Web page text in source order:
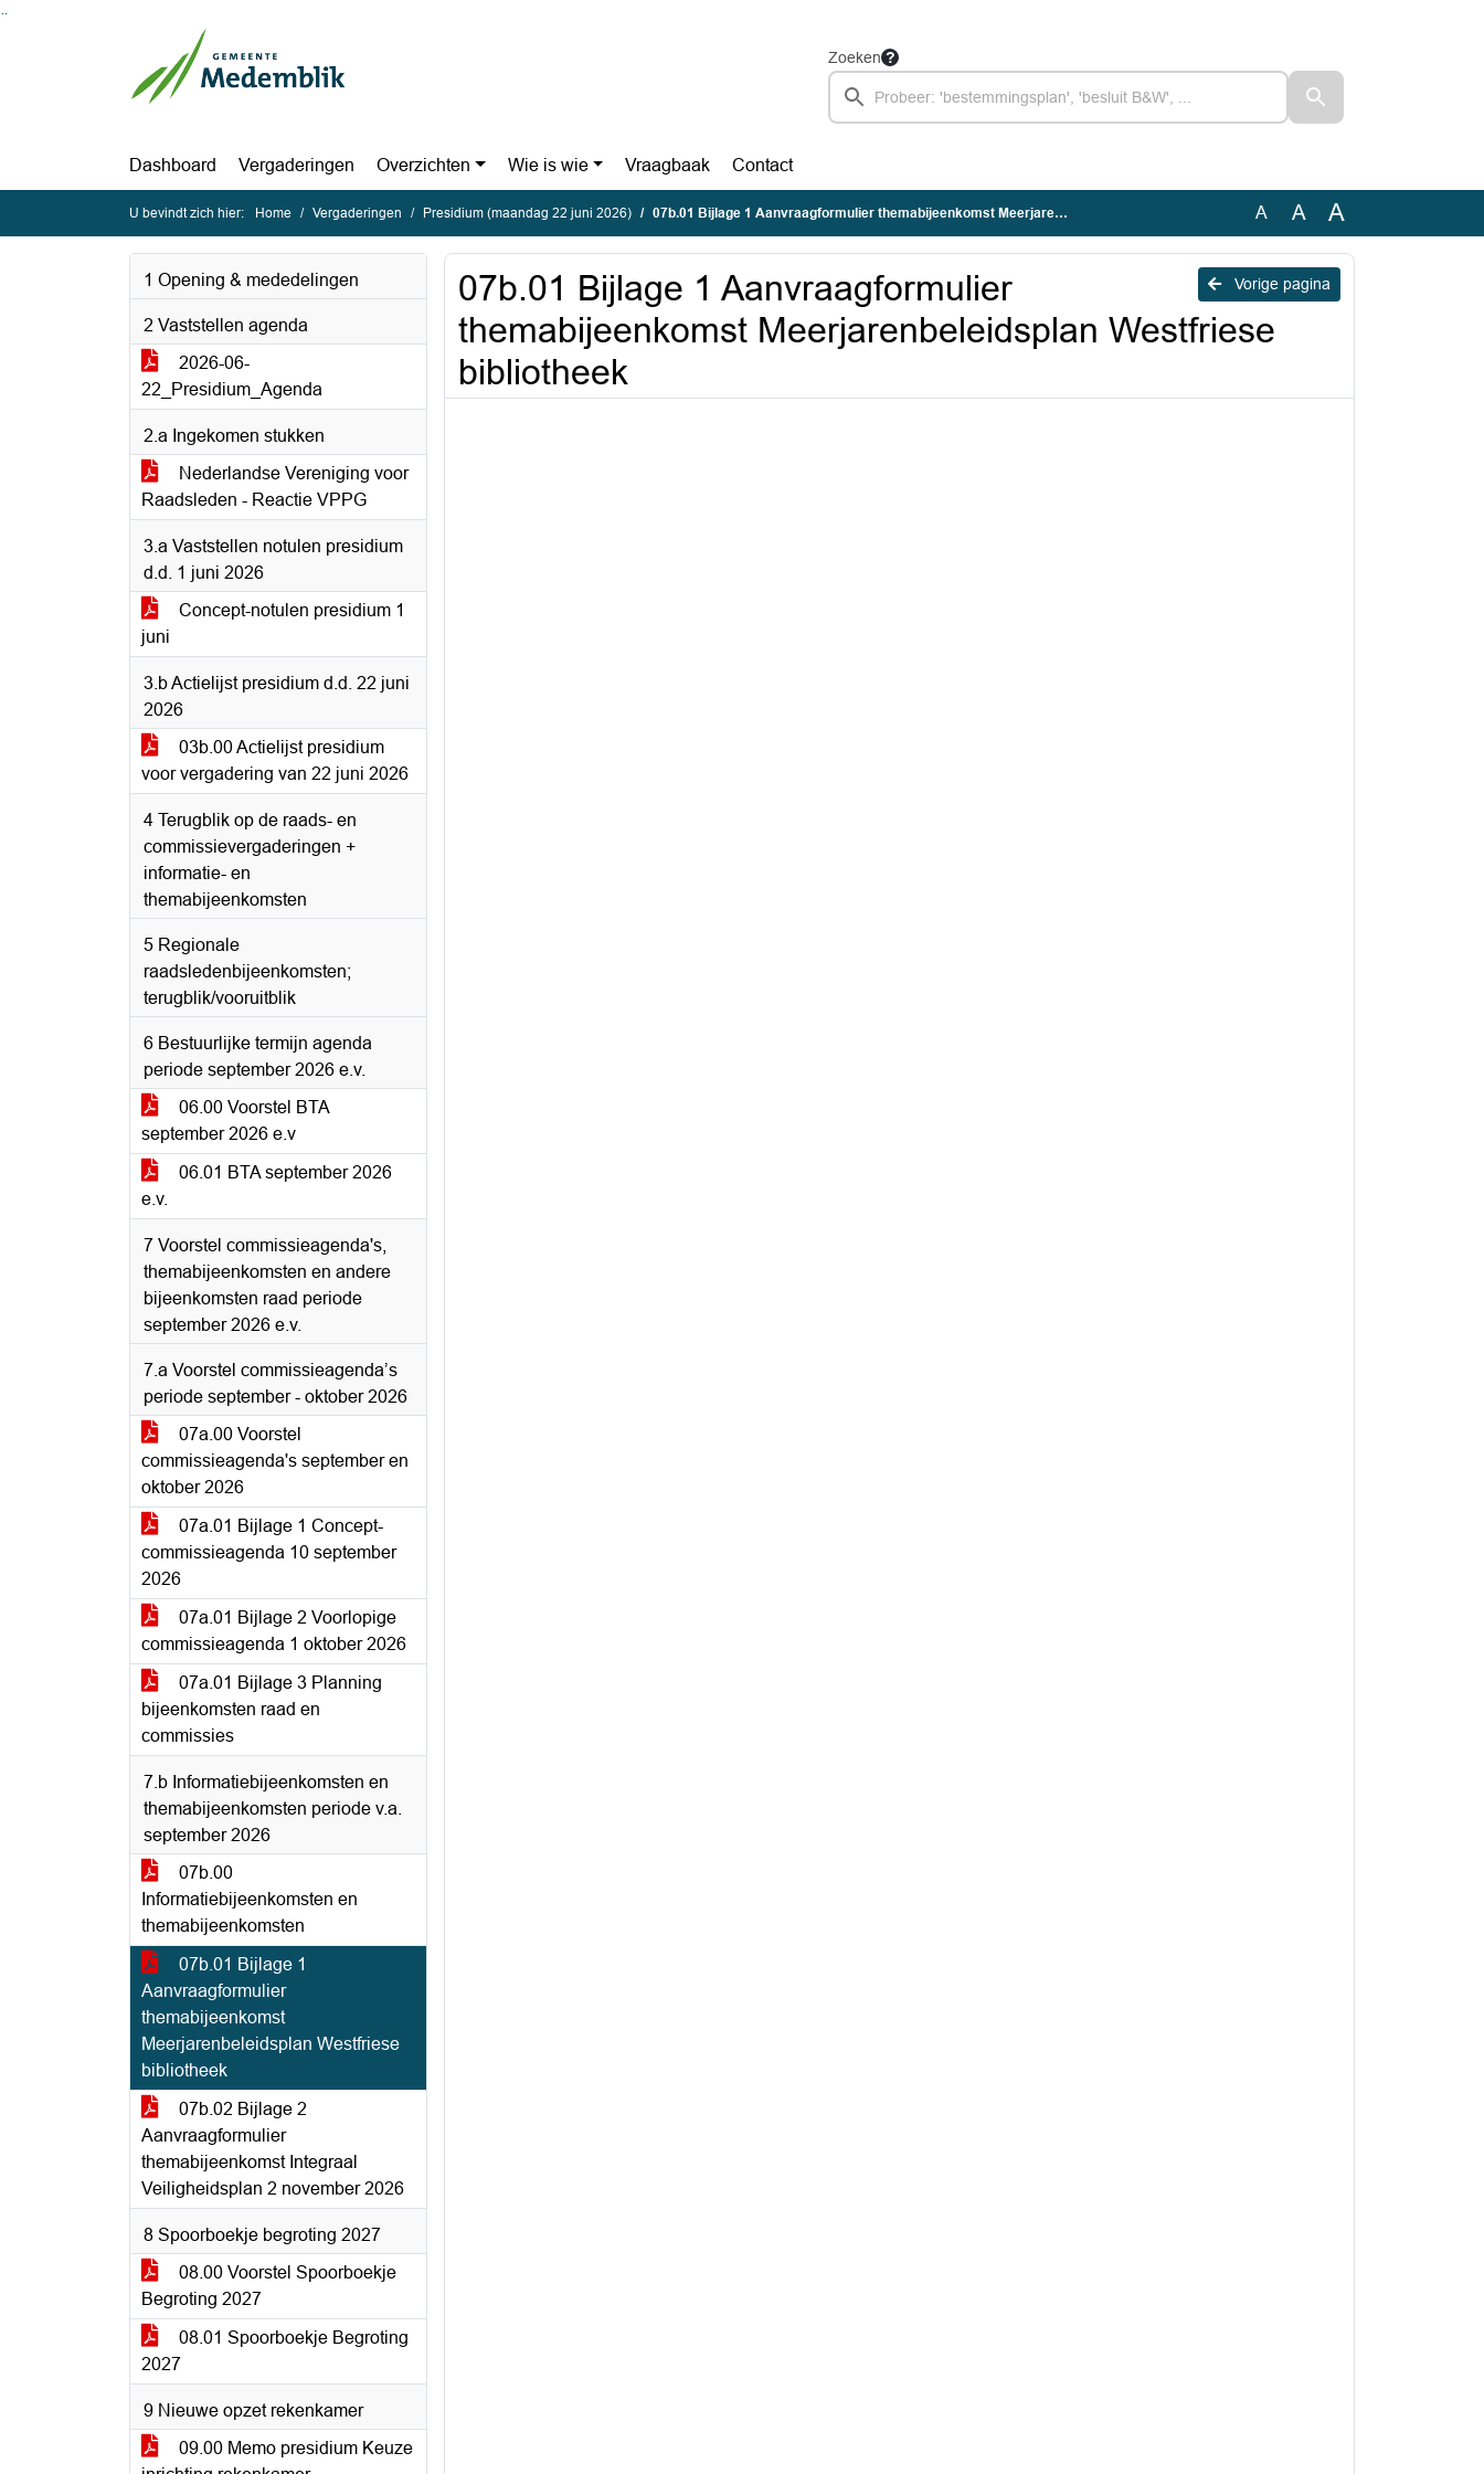
Ga naar de inhoud van deze pagina
Zoeken
Dashboard Vergaderingen Overzichten Wie is wie Vraagbaak Contact
U bevindt zich hier: Home Vergaderingen Presidium (maandag 22 juni 2026) 07b.01 Bijlage 1 Aanvraagformulier themabijeenkomst Meerjarenbeleidsplan Westfriese bibliotheek A A A
1 Opening & mededelingen
2 Vaststellen agenda
2026-06-
22_Presidium_Agenda
2.a Ingekomen stukken
Nederlandse Vereniging voor
Raadsleden - Reactie VPPG
3.a Vaststellen notulen presidium
d.d. 1 juni 2026
Concept-notulen presidium 1
juni
3.b Actielijst presidium d.d. 22 juni
2026
03b.00 Actielijst presidium
voor vergadering van 22 juni 2026
4 Terugblik op de raads- en
commissievergaderingen +
informatie- en
themabijeenkomsten
5 Regionale
raadsledenbijeenkomsten;
terugblik/vooruitblik
6 Bestuurlijke termijn agenda
periode september 2026 e.v.
06.00 Voorstel BTA
september 2026 e.v
06.01 BTA september 2026
e.v.
7 Voorstel commissieagenda's,
themabijeenkomsten en andere
bijeenkomsten raad periode
september 2026 e.v.
7.a Voorstel commissieagenda’s
periode september - oktober 2026
07a.00 Voorstel
commissieagenda's september en
oktober 2026
07a.01 Bijlage 1 Concept-
commissieagenda 10 september
2026
07a.01 Bijlage 2 Voorlopige
commissieagenda 1 oktober 2026
07a.01 Bijlage 3 Planning
bijeenkomsten raad en
commissies
7.b Informatiebijeenkomsten en
themabijeenkomsten periode v.a.
september 2026
07b.00
Informatiebijeenkomsten en
themabijeenkomsten
07b.01 Bijlage 1
Aanvraagformulier
themabijeenkomst
Meerjarenbeleidsplan Westfriese
bibliotheek
07b.02 Bijlage 2
Aanvraagformulier
themabijeenkomst Integraal
Veiligheidsplan 2 november 2026
8 Spoorboekje begroting 2027
08.00 Voorstel Spoorboekje
Begroting 2027
08.01 Spoorboekje Begroting
2027
9 Nieuwe opzet rekenkamer
09.00 Memo presidium Keuze
Vorige pagina
07b.01 Bijlage 1 Aanvraagformulier
themabijeenkomst Meerjarenbeleidsplan Westfriese
bibliotheek